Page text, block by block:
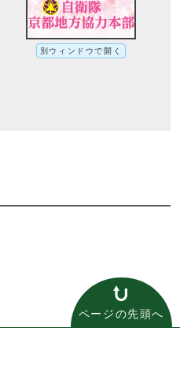
別ウィンドウで開く
ページの先頭へ